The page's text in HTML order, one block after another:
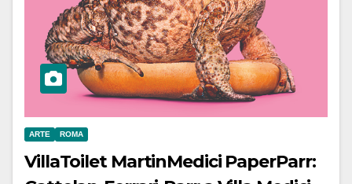
ARTE ROMA
VillaToilet MartinMedici PaperParr: